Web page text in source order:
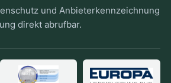
und Anbieterkennzeichnung
direkt abrufbar.